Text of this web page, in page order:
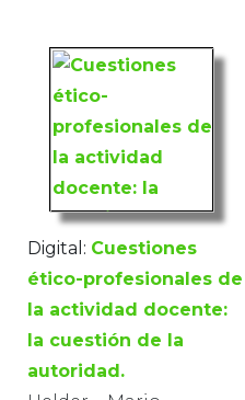
Digital: Cuestiones
ético-profesionales de
la actividad docente:
la cuestión de la
autoridad.